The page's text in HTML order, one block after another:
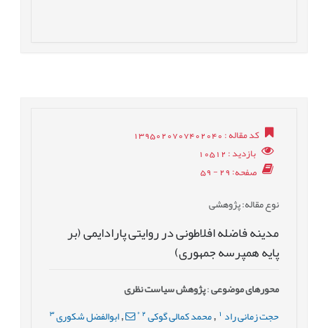
کد مقاله: 1395020707402040
بازدید: 10512
صفحه: 29 - 59
نوع مقاله: پژوهشی
مدینه فاضله افلاطونی در روایتی پارادایمی (بر
پایه همپرسه جمهوری)
محورهای موضوعی:پژوهش سیاست نظری
حجت زمانی راد , محمد کمالی گوکی 2
*
,ابوالفضل شکوری 3